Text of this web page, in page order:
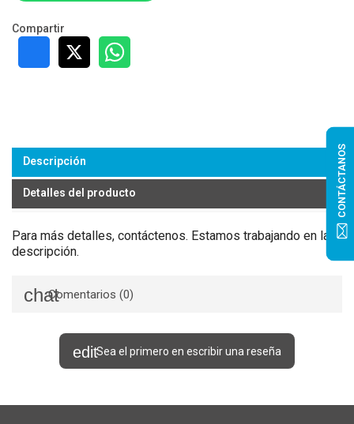
Compartir
Descripción
Detalles del producto
Para más detalles, contáctenos. Estamos trabajando en la
descripción.
Comentarios (0)
Sea el primero en escribir una reseña
CONTÁCTANOS